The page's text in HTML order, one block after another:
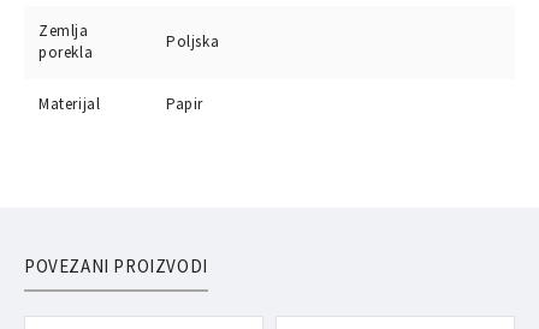
Zemlja
porekla
Poljska
Materijal Papir
POVEZANI PROIZVODI